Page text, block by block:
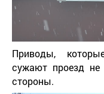
Приводы,
сужают проезд
стороны.